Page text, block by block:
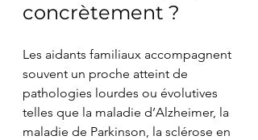
concrètement ?
Les aidants familiaux accompagnent
souvent un proche atteint de
pathologies lourdes ou évolutives
telles que la maladie d’Alzheimer, la
maladie de Parkinson, la sclérose en